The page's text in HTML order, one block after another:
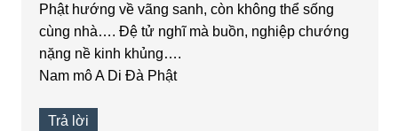
Phật hướng về vãng sanh, còn không thể sống
cùng nhà…. Đệ tử nghĩ mà buồn, nghiệp chướng
nặng nề kinh khủng….
Nam mô A Di Đà Phật
Trả lời